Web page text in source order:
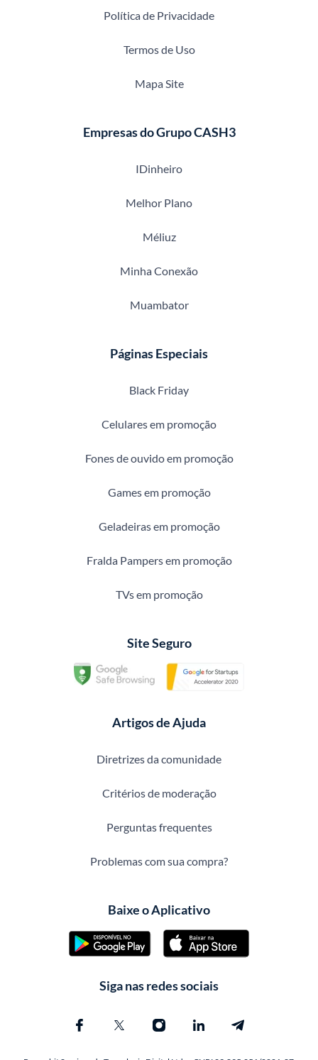
Política de Privacidade
Termos de Uso
Mapa Site
Empresas do Grupo CASH3
IDinheiro
Melhor Plano
Méliuz
Minha Conexão
Muambator
Páginas Especiais
Black Friday
Celulares em promoção
Fones de ouvido em promoção
Games em promoção
Geladeiras em promoção
Fralda Pampers em promoção
TVs em promoção
Site Seguro
Artigos de Ajuda
Diretrizes da comunidade
Critérios de moderação
Perguntas frequentes
Problemas com sua compra?
Baixe o Aplicativo
Siga nas redes sociais